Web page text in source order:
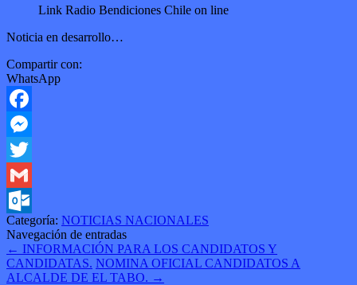
Link Radio Bendiciones Chile on line
Noticia en desarrollo…
Compartir con:
WhatsApp
Facebook
Messenger
Twitter
Gmail
Outlook.com
Categoría: NOTICIAS NACIONALES
Navegación de entradas
← INFORMACIÓN PARA LOS CANDIDATOS Y
CANDIDATAS. NOMINA OFICIAL CANDIDATOS A
ALCALDE DE EL TABO. →